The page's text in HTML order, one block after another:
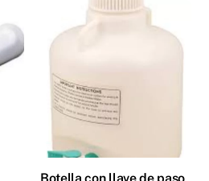
Botella con llave de paso